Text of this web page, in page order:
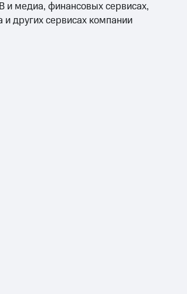
и медиа, финансовых сервисах,
и других сервисах компании